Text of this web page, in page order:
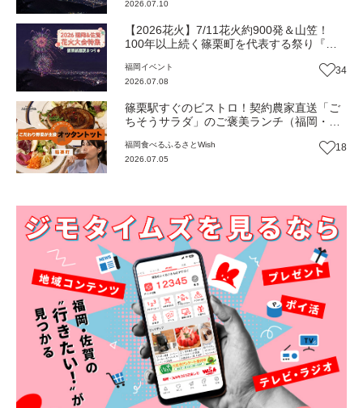
2026.07.10
【2026花火】7/11花火約900発＆山笠！
100年以上続く篠栗町を代表する祭り『篠
ント】
福岡 イベント
2026.07.08
34
篠栗駅すぐのビストロ！契約農家直送「ご
ちそうサラダ」のご褒美ランチ（福岡・篠
福岡食べる ふるさとWish
2026.07.05
18